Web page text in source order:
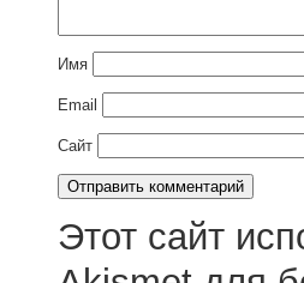
Имя
Email
Сайт
Этот сайт